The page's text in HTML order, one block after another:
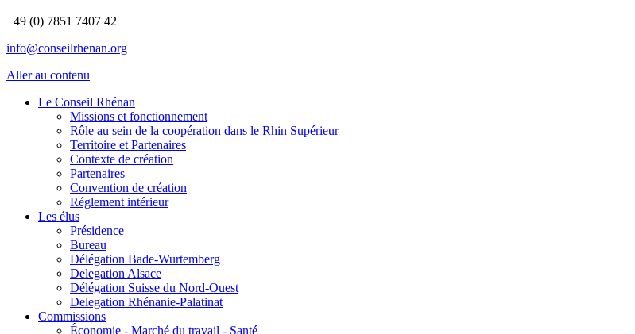
+49 (0) 7851 7407 42
info@conseilrhenan.org
Aller au contenu
Le Conseil Rhénan
Missions et fonctionnement
Rôle au sein de la coopération dans le Rhin Supérieur
Territoire et Partenaires
Contexte de création
Partenaires
Convention de création
Réglement intérieur
Les élus
Présidence
Bureau
Délégation Bade-Wurtemberg
Delegation Alsace
Délégation Suisse du Nord-Ouest
Delegation Rhénanie-Palatinat
Commissions
Économie - Marché du travail - Santé